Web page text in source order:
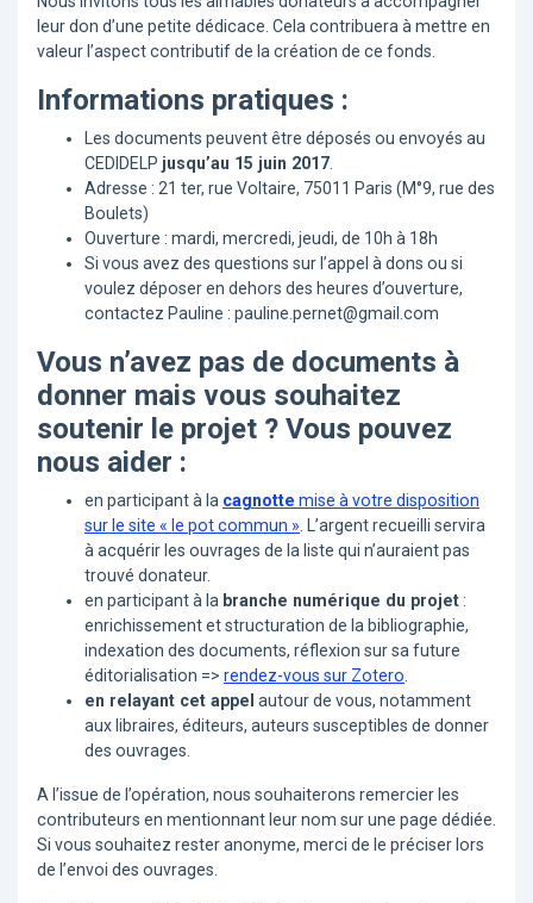
leur don d’une petite dédicace. Cela contribuera à mettre en
valeur l’aspect contributif de la création de ce fonds.
Informations pratiques :
Les documents peuvent être déposés ou envoyés au
CEDIDELP jusqu’au 15 juin 2017.
Adresse : 21 ter, rue Voltaire, 75011 Paris (M°9, rue des
Boulets)
Ouverture : mardi, mercredi, jeudi, de 10h à 18h
Si vous avez des questions sur l’appel à dons ou si
voulez déposer en dehors des heures d’ouverture,
contactez Pauline : pauline.pernet@gmail.com
Vous n’avez pas de documents à
donner mais vous souhaitez
soutenir le projet ? Vous pouvez
nous aider :
en participant à la cagnotte mise à votre disposition
sur le site « le pot commun ». L’argent recueilli servira
à acquérir les ouvrages de la liste qui n’auraient pas
trouvé donateur.
en participant à la branche numérique du projet :
enrichissement et structuration de la bibliographie,
indexation des documents, réflexion sur sa future
éditorialisation => rendez-vous sur Zotero.
en relayant cet appel autour de vous, notamment
aux libraires, éditeurs, auteurs susceptibles de donner
des ouvrages.
A l’issue de l’opération, nous souhaiterons remercier les
contributeurs en mentionnant leur nom sur une page dédiée.
Si vous souhaitez rester anonyme, merci de le préciser lors
de l’envoi des ouvrages.